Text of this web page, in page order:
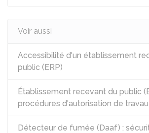
Voir aussi
Accessibilité d'un établissement
public (ERP)
Établissement recevant du public
procédures d'autorisation de
Détecteur de fumée (Daaf) :